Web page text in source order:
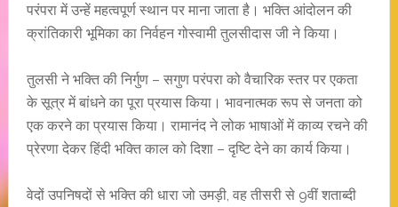
परंपरा में उन्हें महत्वपूर्ण स्थान पर माना जाता है। भक्ति आंदोलन की
क्रांतिकारी भूमिका का निर्वहन गोस्वामी तुलसीदास जी ने किया।
तुलसी ने भक्ति की निर्गुण – सगुण परंपरा को वैचारिक स्तर पर एकता
के सूत्र में बांधने का पूरा प्रयास किया। भावनात्मक रूप से जनता को
एक करने का प्रयास किया। रामानंद ने लोक भाषाओं में काव्य रचने की
प्रेरणा देकर हिंदी भक्ति काल को दिशा – दृष्टि देने का कार्य किया।
वेदों उपनिषदों से भक्ति की धारा जो उमड़ी, वह तीसरी से 9वीं शताब्दी